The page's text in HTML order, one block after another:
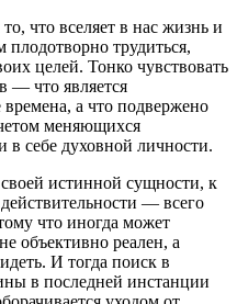
что вселяет в нас жизнь и
трудиться,
целей. Тонко чувствовать
— что является
а что подвержено
меняющихся
в себе духовной личности.
истинной сущности, к
— всего
что иногда может
объективно реален, а
И тогда поиск в
в последней инстанции